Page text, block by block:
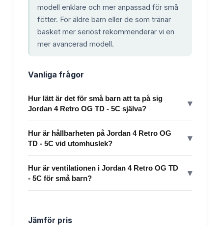
modell enklare och mer anpassad för små
fötter. För äldre barn eller de som tränar
basket mer seriöst rekommenderar vi en
mer avancerad modell.
Vanliga frågor
Hur lätt är det för små barn att ta på sig
Jordan 4 Retro OG TD - 5C själva?
▾
Hur är hållbarheten på Jordan 4 Retro OG
TD - 5C vid utomhuslek?
▾
Hur är ventilationen i Jordan 4 Retro OG TD
- 5C för små barn?
▾
Jämför pris